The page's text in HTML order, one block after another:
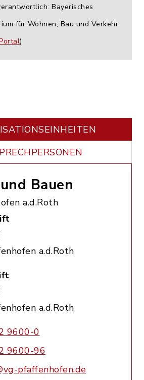
Bayerisches
für Wohnen, Bau und Verkehr
)
Bauen
a.d.Roth
a.d.Roth
a.d.Roth
9600-0
9600-96
pfaffenhofen.de